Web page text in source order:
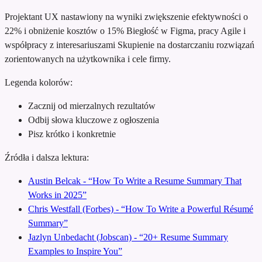
Projektant UX nastawiony na wyniki zwiększenie efektywności o
22% i obniżenie kosztów o 15% Biegłość w Figma, pracy Agile i
współpracy z interesariuszami Skupienie na dostarczaniu rozwiązań
zorientowanych na użytkownika i cele firmy.
Legenda kolorów:
Zacznij od mierzalnych rezultatów
Odbij słowa kluczowe z ogłoszenia
Pisz krótko i konkretnie
Źródła i dalsza lektura:
Austin Belcak - “How To Write a Resume Summary That
Works in 2025”
Chris Westfall (Forbes) - “How To Write a Powerful Résumé
Summary”
Jazlyn Unbedacht (Jobscan) - “20+ Resume Summary
Examples to Inspire You”